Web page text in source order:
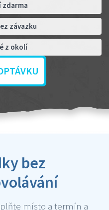
zdarma
závazku
z okolí
bez
místo a termín a